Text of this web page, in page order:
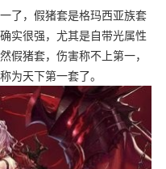
了，假猪套是格玛西亚族套
实很强，尤其是自带光属性
假猪套，伤害称不上第一，
为天下第一套了。